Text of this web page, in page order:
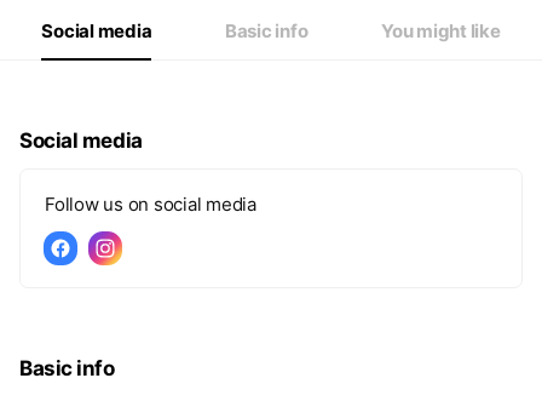
SatClosed
Social media Basic info You might like
Social media
Follow us on social media
Basic info